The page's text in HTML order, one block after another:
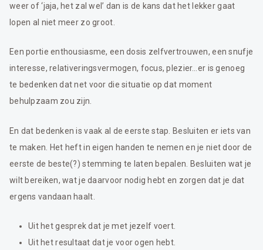
weer of ‘jaja, het zal wel’ dan is de kans dat het lekker gaat
lopen al niet meer zo groot.
Een portie enthousiasme, een dosis zelfvertrouwen, een snufje
interesse, relativeringsvermogen, focus, plezier…er is genoeg
te bedenken dat net voor die situatie op dat moment
behulpzaam zou zijn.
En dat bedenken is vaak al de eerste stap. Besluiten er iets van
te maken. Het heft in eigen handen te nemen en je niet door de
eerste de beste(?) stemming te laten bepalen. Besluiten wat je
wilt bereiken, wat je daarvoor nodig hebt en zorgen dat je dat
ergens vandaan haalt.
Uit het gesprek dat je met jezelf voert.
Uit het resultaat dat je voor ogen hebt.